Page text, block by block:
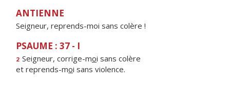
ANTIENNE
Seigneur, reprends-moi sans colère !
PSAUME : 37 - I
2 Seigneur, corrige-moi sans colère
et reprends-moi sans violence.